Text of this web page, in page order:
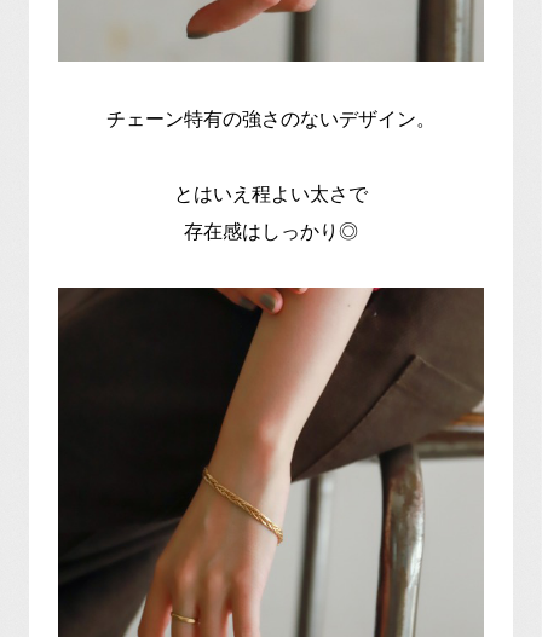
チェーン特有の強さのないデザイン。
とはいえ程よい太さで
存在感はしっかり◎